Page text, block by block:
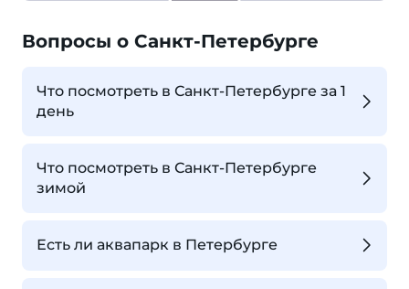
Вопросы о Санкт-Петербурге
Что посмотреть в Санкт-Петербурге за 1
день
Что посмотреть в Санкт-Петербурге
зимой
Есть ли аквапарк в Петербурге